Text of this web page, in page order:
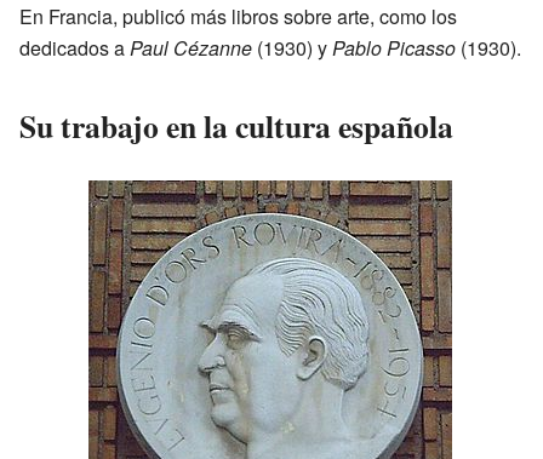
En Francia, publicó más libros sobre arte, como los
dedicados a Paul Cézanne (1930) y Pablo Picasso (1930).
Su trabajo en la cultura española